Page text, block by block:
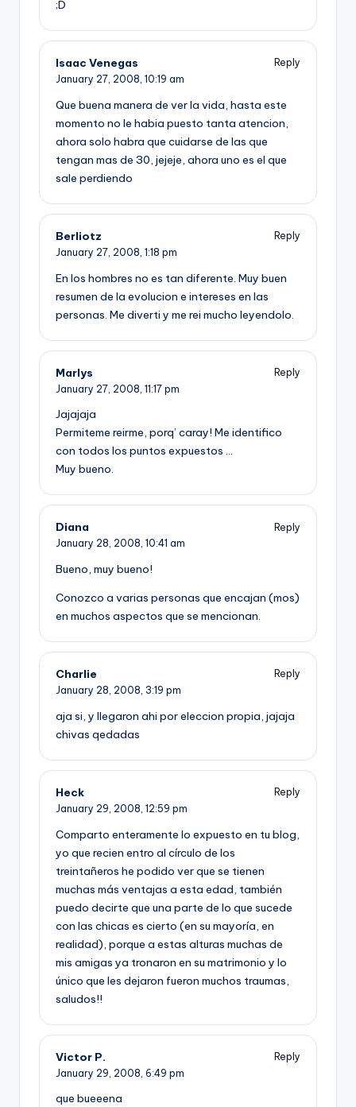
;D
Isaac Venegas
Reply
January 27, 2008, 10:19 am
Que buena manera de ver la vida, hasta este
momento no le habia puesto tanta atencion,
ahora solo habra que cuidarse de las que
tengan mas de 30, jejeje, ahora uno es el que
sale perdiendo
Berliotz
Reply
January 27, 2008, 1:18 pm
En los hombres no es tan diferente. Muy buen
resumen de la evolucion e intereses en las
personas. Me diverti y me rei mucho leyendolo.
Marlys
Reply
January 27, 2008, 11:17 pm
Jajajaja
Permiteme reirme, porq’ caray! Me identifico
con todos los puntos expuestos …
Muy bueno.
Diana
Reply
January 28, 2008, 10:41 am
Bueno, muy bueno!
Conozco a varias personas que encajan (mos)
en muchos aspectos que se mencionan.
Charlie
Reply
January 28, 2008, 3:19 pm
aja si, y llegaron ahi por eleccion propia, jajaja
chivas qedadas
Heck
Reply
January 29, 2008, 12:59 pm
Comparto enteramente lo expuesto en tu blog,
yo que recien entro al cí­rculo de los
treintañeros he podido ver que se tienen
muchas más ventajas a esta edad, también
puedo decirte que una parte de lo que sucede
con las chicas es cierto (en su mayorí­a, en
realidad), porque a estas alturas muchas de
mis amigas ya tronaron en su matrimonio y lo
único que les dejaron fueron muchos traumas,
saludos!!
Victor P.
Reply
January 29, 2008, 6:49 pm
que bueeena